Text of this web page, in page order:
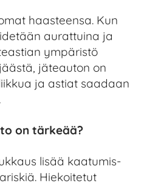
haasteensa. Kun
aurattuina ja
ympäristö
jäteauton on
ja astiat saadaan
on tärkeää?
lisää kaatumis-
Hiekoitetut